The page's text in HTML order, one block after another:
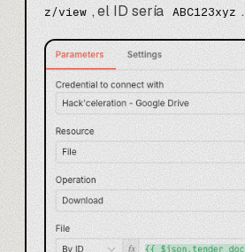
z/view , el ID sería ABC123xyz .